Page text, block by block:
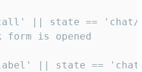
|| state ==
form is opened
|| state ==